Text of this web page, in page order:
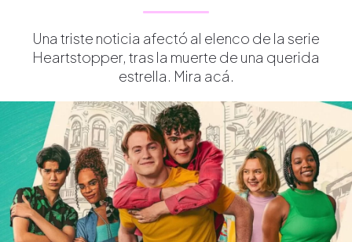
Una triste noticia afectó al elenco de la serie
Heartstopper, tras la muerte de una querida
estrella. Mira acá.